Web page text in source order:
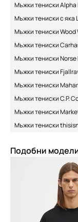
Мъжки тениски
Мъжки тениски с яка
Мъжки тениски Wood
Мъжки тениски
Мъжки тениски
Мъжки тениски
Мъжки тениски
Мъжки тениски C.P.
Мъжки тениски
Мъжки тениски
Подобни